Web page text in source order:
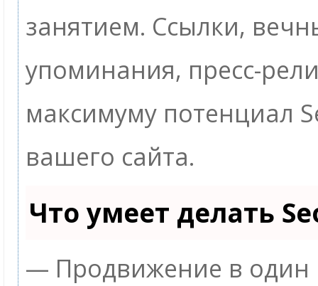
занятием. Ссылки,
упоминания, пресс-
максимуму потенциал
вашего сайта.
Что умеет делать
— Продвижение в один